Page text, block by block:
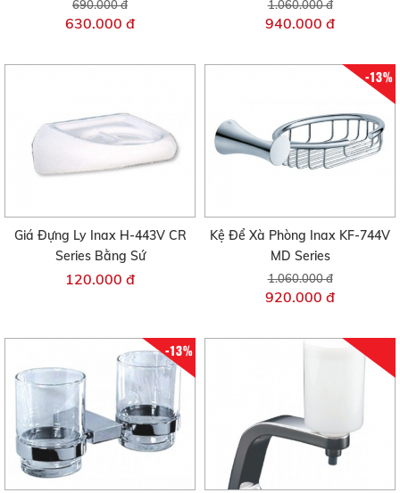
690.000 đ
630.000 đ
1.060.000 đ
940.000 đ
Giá Đựng Ly Inax H-443V CR
Series Bằng Sứ
120.000 đ
-13%
Kệ Để Xà Phòng Inax KF-744V
MD Series
1.060.000 đ
920.000 đ
-13%